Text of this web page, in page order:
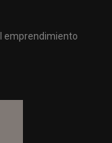
emprendimiento